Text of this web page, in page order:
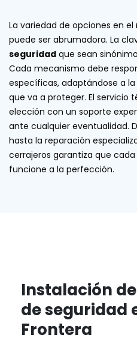
La variedad de opciones en
puede ser abrumadora. La
seguridad que sean
Cada mecanismo debe
específicas, adaptándose a
que va a proteger. El servicio
elección con un soporte
ante cualquier eventualidad.
hasta la reparación
cerrajeros garantiza que
funcione a la perfección.
Instalación
de seguridad
Frontera